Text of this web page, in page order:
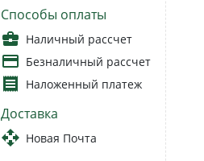
Способы оплаты
business_center Наличный рассчет
payment Безналичный рассчет
receipt Наложенный платеж
Доставка
open_with Новая Почта